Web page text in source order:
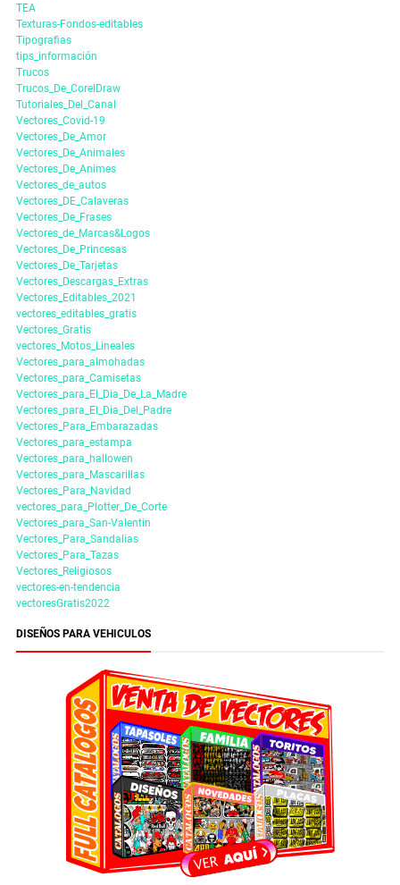
TEA
Texturas-Fondos-editables
Tipografias
tips_información
Trucos
Trucos_De_CorelDraw
Tutoriales_Del_Canal
Vectores_Covid-19
Vectores_De_Amor
Vectores_De_Animales
Vectores_De_Animes
Vectores_de_autos
Vectores_DE_Calaveras
Vectores_De_Frases
Vectores_de_Marcas&Logos
Vectores_De_Princesas
Vectores_De_Tarjetas
Vectores_Descargas_Extras
Vectores_Editables_2021
vectores_editables_gratis
Vectores_Gratis
vectores_Motos_Lineales
Vectores_para_almohadas
Vectores_para_Camisetas
Vectores_para_El_Dia_De_La_Madre
Vectores_para_El_Dia_Del_Padre
Vectores_Para_Embarazadas
Vectores_para_estampa
Vectores_para_hallowen
Vectores_para_Mascarillas
Vectores_Para_Navidad
vectores_para_Plotter_De_Corte
Vectores_para_San-Valentin
Vectores_Para_Sandalias
Vectores_Para_Tazas
Vectores_Religiosos
vectores-en-tendencia
vectoresGratis2022
DISEÑOS PARA VEHICULOS